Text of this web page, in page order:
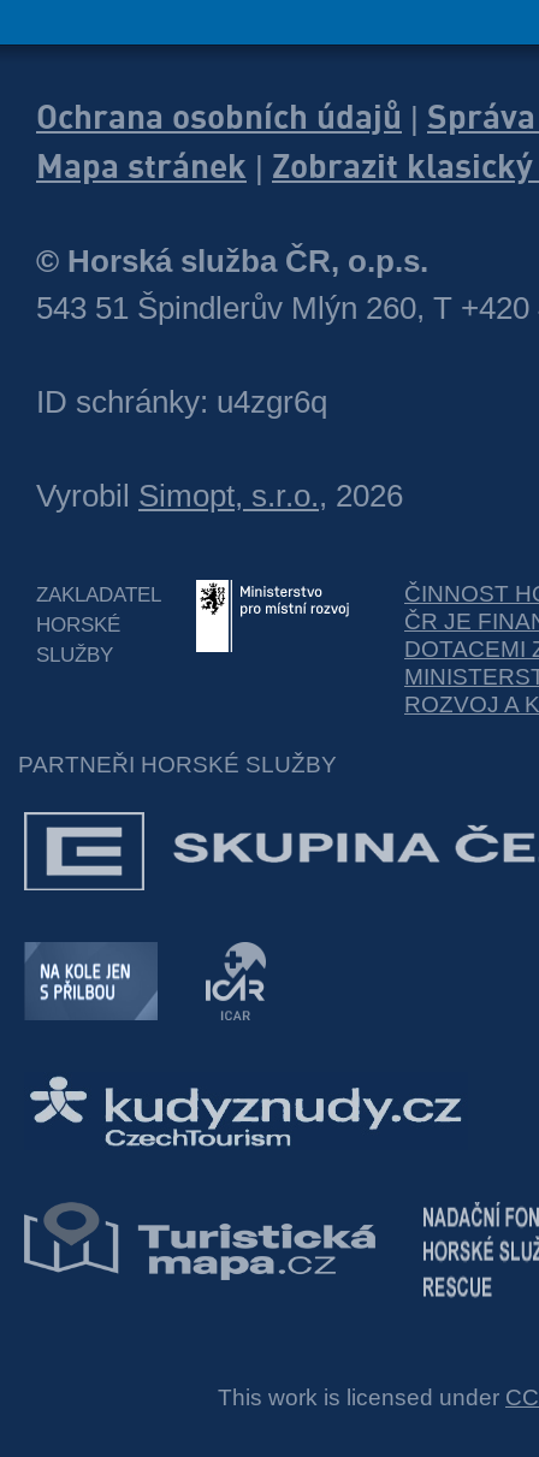
Ochrana osobních údajů
Mapa stránek
Zobrazit
© Horská služba ČR, o.p.s.
543 51 Špindlerův Mlýn 260, T +420
ID schránky: u4zgr6q
Vyrobil Simopt, s.r.o., 2026
ZAKLADATEL
HORSKÉ
SLUŽBY
ČINNOST
ČR JE
DOTACEMI
ROZVOJ A
PARTNEŘI HORSKÉ SLUŽBY
This work is licensed under